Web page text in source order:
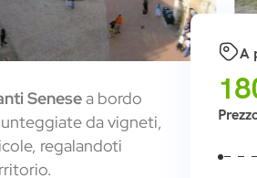
Senesea bordo
da vigneti,
regalandoti
A